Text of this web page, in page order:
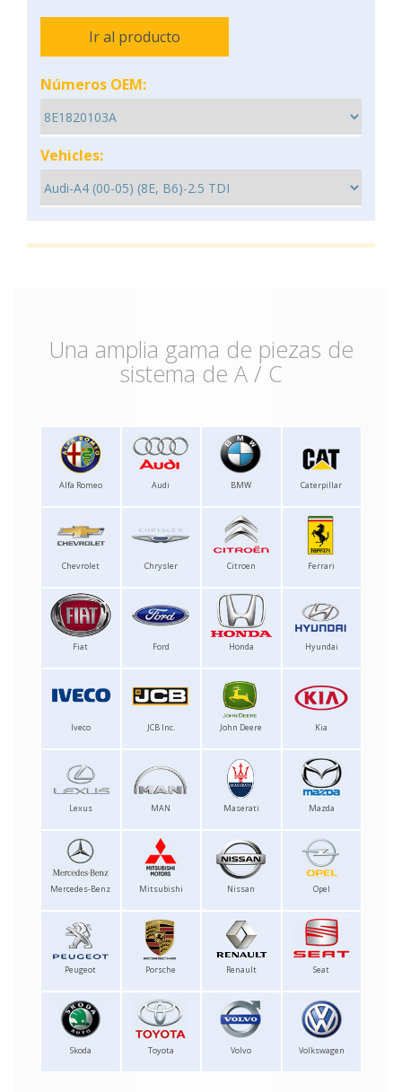
Ir al producto
Números OEM:
Vehicles:
Una amplia gama de piezas de
sistema de A / C
Alfa Romeo Audi BMW Caterpillar
Chevrolet Chrysler Citroen Ferrari
Fiat Ford Honda Hyundai
Iveco JCB Inc. John Deere Kia
Lexus MAN Maserati Mazda
Mercedes-Benz Mitsubishi Nissan Opel
Peugeot Porsche Renault Seat
Skoda Toyota Volvo Volkswagen